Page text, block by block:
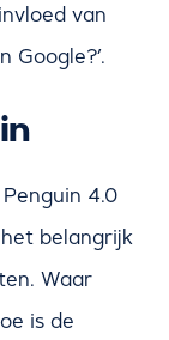
van
Google?’.
4.0
belangrijk
Waar
is de